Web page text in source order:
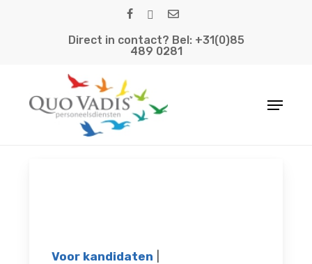
Direct in contact? Bel: +31(0)85
489 0281
Menu
Voor kandidaten